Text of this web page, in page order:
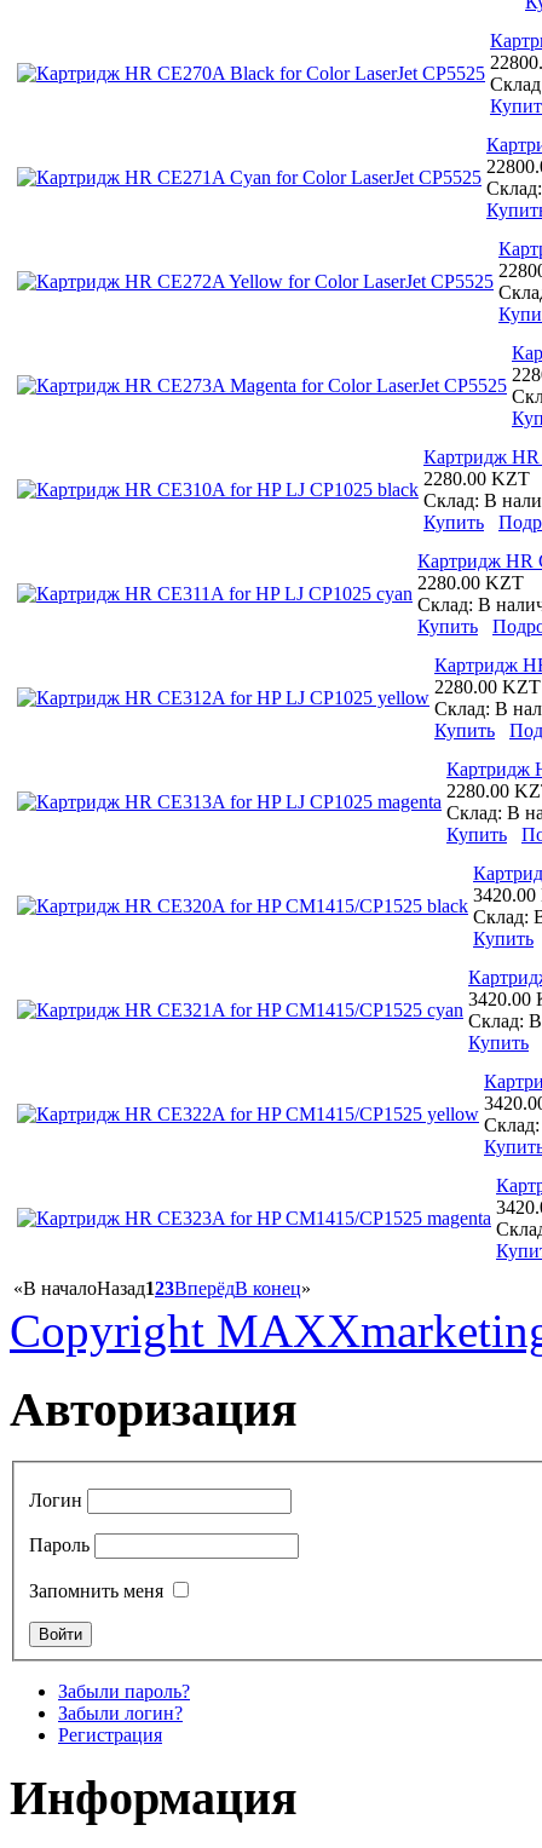
Картридж HR
2280.00 KZT
Склад: В
Купить
Картридж HR
2280.00 KZT
Склад: В
Купить
Картридж
2280.00 KZT
Склад: В
Купить
Картридж
2280.00
Склад: В
Купить
Склад:
Купить
3420.00
Склад:
Купить
«В началоНазад123ВперёдВ конец»
Copyright
Авторизация
Логин
Пароль
Запомнить меня
Забыли пароль?
Забыли логин?
Регистрация
Информация